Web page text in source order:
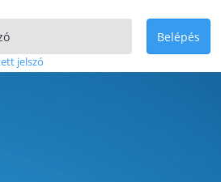
jelszó
Belépés